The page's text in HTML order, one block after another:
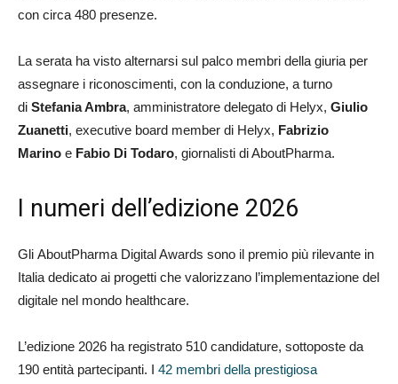
con circa 480 presenze.
La serata ha visto alternarsi sul palco membri della giuria per
assegnare i riconoscimenti, con la conduzione, a turno
di Stefania Ambra, amministratore delegato di Helyx, Giulio
Zuanetti, executive board member di Helyx, Fabrizio
Marino e Fabio Di Todaro, giornalisti di AboutPharma.
I numeri dell’edizione 2026
Gli AboutPharma Digital Awards sono il premio più rilevante in
Italia dedicato ai progetti che valorizzano l’implementazione del
digitale nel mondo healthcare.
L’edizione 2026 ha registrato 510 candidature, sottoposte da
190 entità partecipanti. I 42 membri della prestigiosa